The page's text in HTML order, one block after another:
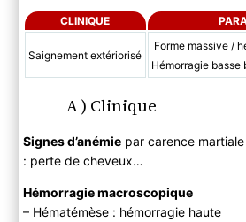
CLINIQUE
Saignement extériorisé
Forme massive /
Hémorragie
A ) Clinique
Signes d’anémiepar carence
: perte de cheveux…
Hémorragie macroscopique
– Hématémèse : hémorragie haute